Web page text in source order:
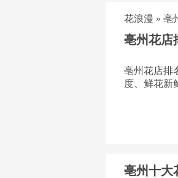
花浪漫 » 亳
亳州花店
亳州花店排
度、鲜花新
亳州十大